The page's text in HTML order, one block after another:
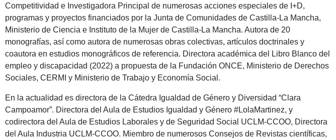
Competitividad e Investigadora Principal de numerosas acciones especiales de I+D,
programas y proyectos financiados por la Junta de Comunidades de Castilla-La Mancha,
Ministerio de Ciencia e Instituto de la Mujer de Castilla-La Mancha. Autora de 20
monografías, así como autora de numerosas obras colectivas, artículos doctrinales y
coautora en estudios monográficos de referencia. Directora académica del Libro Blanco del
empleo y discapacidad (2022) a propuesta de la Fundación ONCE, Ministerio de Derechos
Sociales, CERMI y Ministerio de Trabajo y Economía Social.
En la actualidad es directora de la Cátedra Igualdad de Género y Diversidad “Clara
Campoamor”. Directora del Aula de Estudios Igualdad y Género #LolaMartinez, y
codirectora del Aula de Estudios Laborales y de Seguridad Social UCLM-CCOO, Directora
del Aula Industria UCLM-CCOO. Miembro de numerosos Consejos de Revistas científicas,